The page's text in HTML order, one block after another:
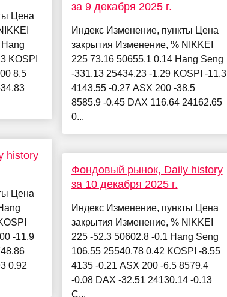
Цена
KOSPI
8.5
history
Цена
-11.9
0.92
за 9 декабря 2025 г.
Индекс Изменение, пункты Цена
закрытия Изменение, % NIKKEI
225 73.16 50655.1 0.14 Hang Seng
-331.13 25434.23 -1.29 KOSPI -11.3
4143.55 -0.27 ASX 200 -38.5
8585.9 -0.45 DAX 116.64 24162.65
0...
Фондовый рынок, Daily history
за 10 декабря 2025 г.
Индекс Изменение, пункты Цена
закрытия Изменение, % NIKKEI
225 -52.3 50602.8 -0.1 Hang Seng
106.55 25540.78 0.42 KOSPI -8.55
4135 -0.21 ASX 200 -6.5 8579.4
-0.08 DAX -32.51 24130.14 -0.13
C...